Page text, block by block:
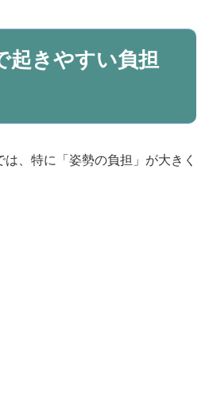
起きやすい負担
、特に「姿勢の負担」が大きく